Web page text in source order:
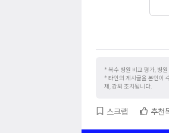
복수 병원 비교 평가, 병
타인의 게시글을 본인이
제, 강퇴 조치됩니다.
스크랩 추천